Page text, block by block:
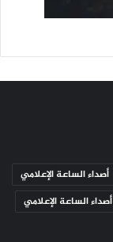
أصداء الساعة الإعلامي
أصداء الساعة الإعلامي